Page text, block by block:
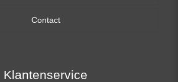
17,3 inch
Contact
Klantenservice